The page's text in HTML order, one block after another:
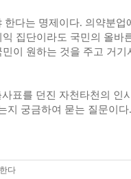
다는 명제이다. 의약분업
집단이라도 국민의 올바
이 원하는 것을 주고 거
표를 던진 자천타천의 인
지 궁금하여 묻는 질문이다.
다